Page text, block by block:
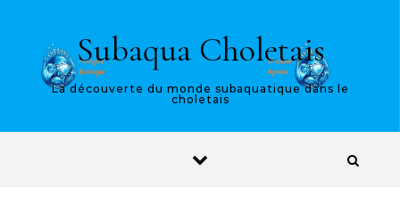
Subaqua Choletais
La découverte du monde subaquatique dans le
choletais